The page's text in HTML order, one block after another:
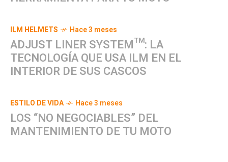
ILM HELMETS Hace 3 meses
ADJUST LINER SYSTEM™: LA
TECNOLOGÍA QUE USA ILM EN EL
INTERIOR DE SUS CASCOS
ESTILO DE VIDA Hace 3 meses
LOS “NO NEGOCIABLES” DEL
MANTENIMIENTO DE TU MOTO